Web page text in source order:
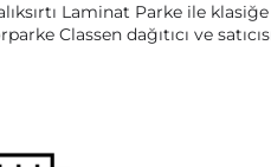
Laminat Parke ile
Classen dağıtıcı ve